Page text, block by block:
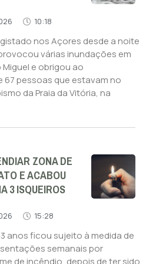
10:18
nos Açores desde a noite
várias inundações em
Miguel e obrigou ao
67 pessoas que estavam no
da Praia da Vitória, na
ZONA DE
E ACABOU
3 ISQUEIROS
15:28
anos ficou sujeito à medida de
semanais por